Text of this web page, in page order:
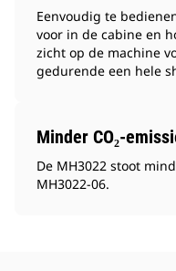
Eenvoudig te
voor in de cabine en
zicht op de machine
gedurende een hele
Minder CO₂-
De MH3022 stoot
MH3022-06.